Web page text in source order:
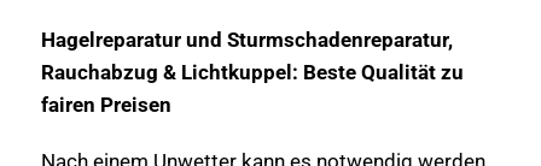
Hagelreparatur und Sturmschadenreparatur,
Rauchabzug & Lichtkuppel: Beste Qualität zu
fairen Preisen
Nach einem Unwetter kann es notwendig werden